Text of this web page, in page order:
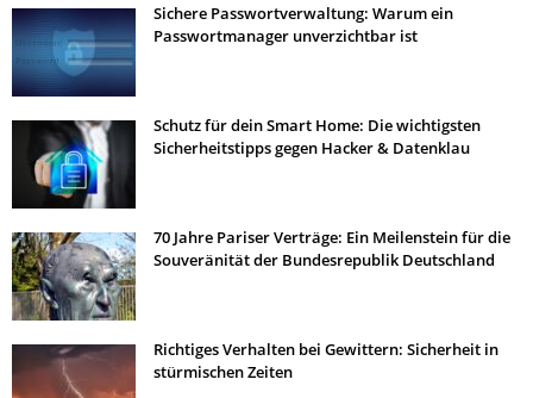
Sichere Passwortverwaltung: Warum ein
Passwortmanager unverzichtbar ist
Schutz für dein Smart Home: Die wichtigsten
Sicherheitstipps gegen Hacker & Datenklau
70 Jahre Pariser Verträge: Ein Meilenstein für die
Souveränität der Bundesrepublik Deutschland
Richtiges Verhalten bei Gewittern: Sicherheit in
stürmischen Zeiten